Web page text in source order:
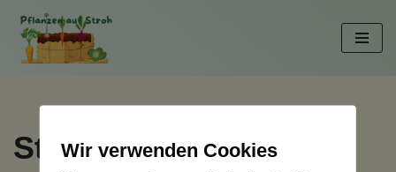
Zum
Strohballen Gurken
Wir verwenden Cookies